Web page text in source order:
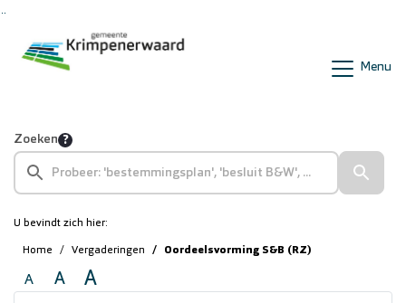
Menu
Zoeken
U bevindt zich hier:
Home Vergaderingen Oordeelsvorming S&B (RZ)
A A A